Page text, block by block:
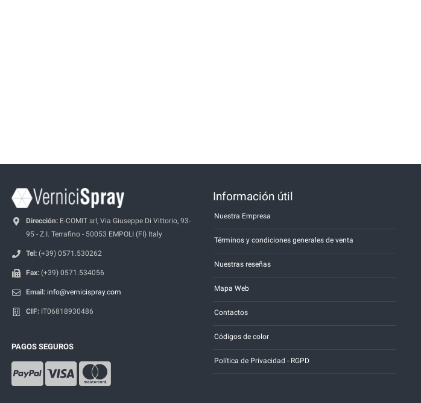
Dirección: E-COMIT srl, Via Giuseppe Di Vittorio, 93-
95 - Z.I. Terrafino - 50053 EMPOLI (FI) Italy
Tel: (+39) 0571.530262
Fax: (+39) 0571.534056
Email: info@vernicispray.com
CIF: IT06818930486
PAGOS SEGUROS
Información útil
Nuestra Empresa
Términos y condiciones generales de venta
Nuestras reseñas
Mapa Web
Contactos
Códigos de color
Política de Privacidad - RGPD